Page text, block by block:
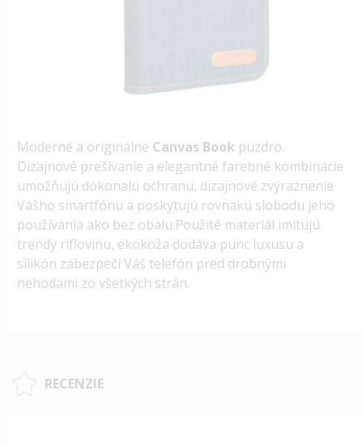
Moderné a originálne Canvas Book puzdro.
Dizajnové prešívanie a elegantné farebné kombinácie
umožňujú dokonalú ochranu, dizajnové zvýraznenie
Vášho smartfónu a poskytujú rovnakú slobodu jeho
používania ako bez obalu.Použité materiál imitujú
trendy rifľovinu, ekokoža dodáva punc luxusu a
silikón zabezpečí Váš telefón pred drobnými
nehodami zo všetkých strán.
RECENZIE